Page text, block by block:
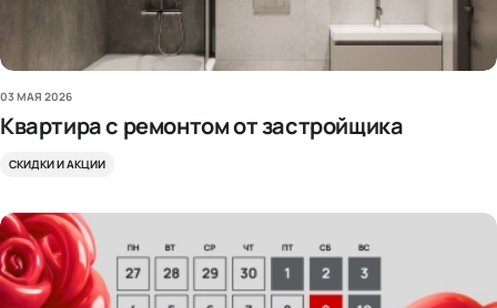
03 МАЯ 2026
Квартира с ремонтом от застройщика
СКИДКИ И АКЦИИ